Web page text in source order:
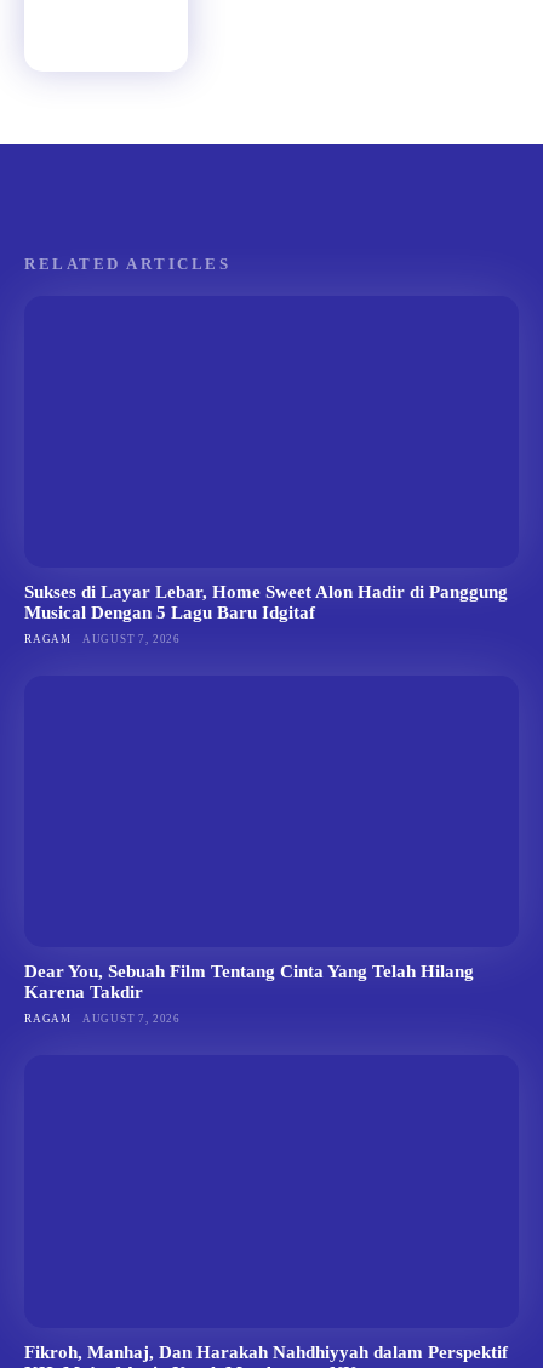
RELATED ARTICLES
Sukses di Layar Lebar, Home Sweet Alon Hadir di Panggung
Musical Dengan 5 Lagu Baru Idgitaf
RAGAM AUGUST 7, 2026
Dear You, Sebuah Film Tentang Cinta Yang Telah Hilang
Karena Takdir
RAGAM AUGUST 7, 2026
Fikroh, Manhaj, Dan Harakah Nahdhiyyah dalam Perspektif